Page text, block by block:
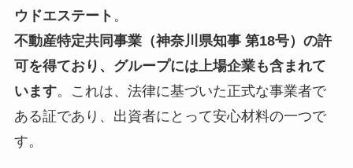
ウドエステート 。
不動産特定共同事業（神奈川県知事 第18号）の許
可を得ており、グループには上場企業も含まれて
います。これは、法律に基づいた正式な事業者で
ある証であり、出資者にとって安心材料の一つで
す。